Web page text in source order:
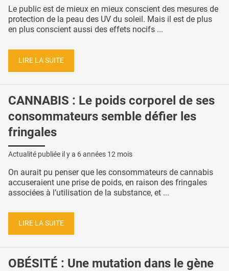
Le public est de mieux en mieux conscient des mesures de
protection de la peau des UV du soleil. Mais il est de plus
en plus conscient aussi des effets nocifs ...
LIRE LA SUITE
CANNABIS : Le poids corporel de ses
consommateurs semble défier les
fringales
Actualité publiée il y a 6 années 12 mois
On aurait pu penser que les consommateurs de cannabis
accuseraient une prise de poids, en raison des fringales
associées à l’utilisation de la substance, et ...
LIRE LA SUITE
OBÉSITÉ : Une mutation dans le gène